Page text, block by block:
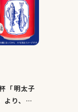
「明太子
より、や